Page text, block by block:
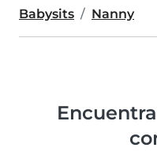
Babysits Nanny